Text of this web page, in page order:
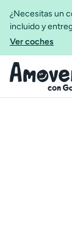
¿Necesitas un
incluido y
Ver coches